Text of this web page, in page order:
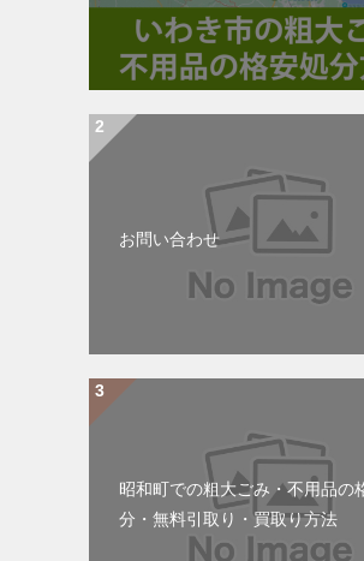
お問い合わせ
昭和町での粗大ごみ・不用品の
分・無料引取り・買取り方法